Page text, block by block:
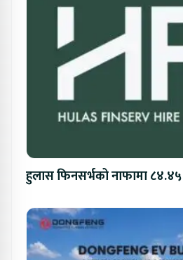
हुलास फिनसर्भको नाफामा ८४.४५